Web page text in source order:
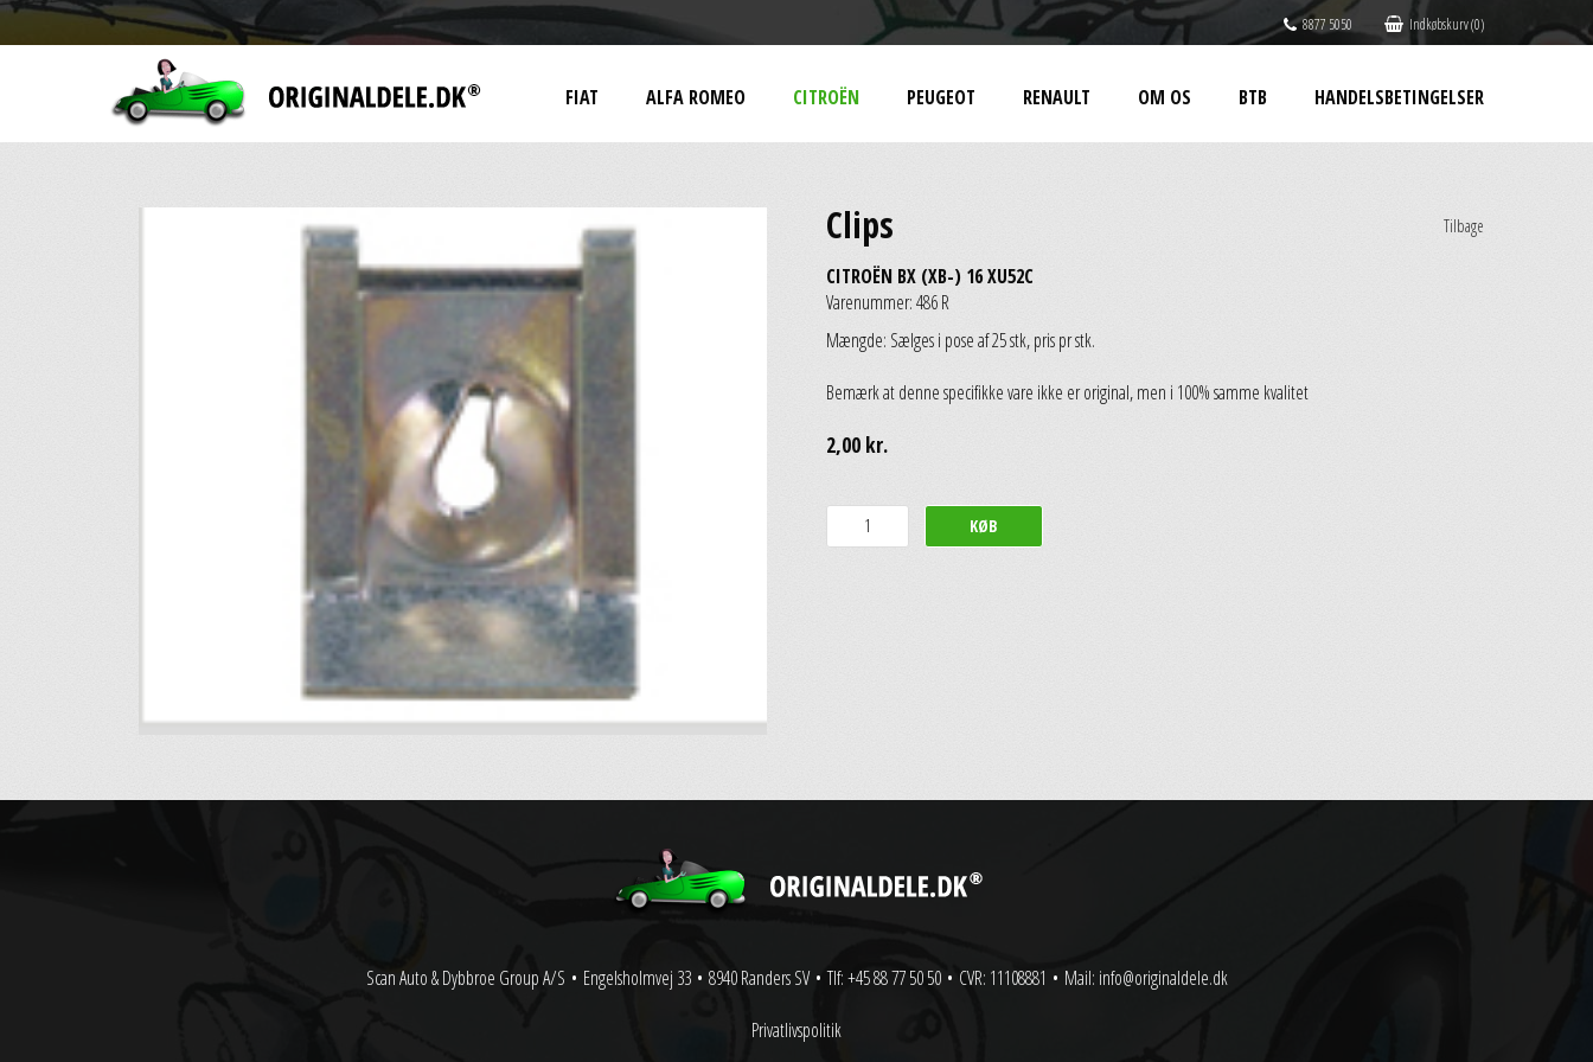
8877 5050 Indkøbskurv (0)
FIAT ALFA ROMEO CITROËN PEUGEOT RENAULT OM OS BTB HANDELSBETINGELSER
Tilbage
Clips
CITROËN BX (XB-) 16 XU52C
Varenummer: 486 R
Mængde: Sælges i pose af 25 stk, pris pr stk.
Bemærk at denne specifikke vare ikke er original, men i 100% samme kvalitet
2,00 kr.
Scan Auto & Dybbroe Group A/S • Engelsholmvej 33 • 8940 Randers SV • Tlf: +45 88 77 50 50 • CVR: 11108881 • Mail: info@originaldele.dk
Privatlivspolitik